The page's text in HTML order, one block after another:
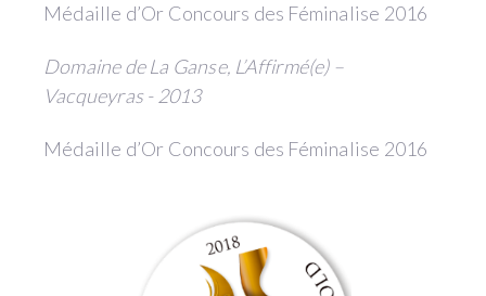
Médaille d’Or Concours des Féminalise 2016
Domaine de La Ganse, L’Affirmé(e) –
Vacqueyras - 2013
Médaille d’Or Concours des Féminalise 2016